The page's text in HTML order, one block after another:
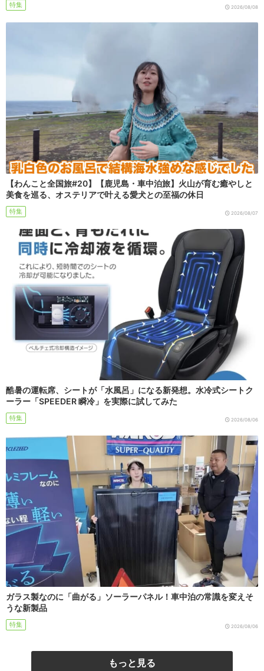
特集 2026/08/08
【わんこと全国旅#20】【鹿児島・車中泊旅】火山が育む癒やしと
美食を巡る、オステリアで叶える愛犬との至福の休日
特集 2026/08/07
酷暑の運転席、シートが「水風呂」になる新発想。水冷式シートク
ーラー「SPEEDER 瞬冷」を実際に試してみた
特集 2026/08/06
ガラス製なのに「曲がる」ソーラーパネル！車中泊の常識を変えそ
うな新製品
特集 2026/08/06
もっと見る